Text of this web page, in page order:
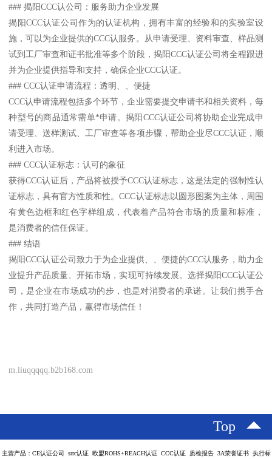
### 揭阳CCC认公司：服务助力企业发展
揭阳CCC认证公司作为的认证机构，拥有丰富的经验和的实验室设
施，可以为企业提供的CCC认服务。从申请受理、资料审查、样品测
试到工厂审查和证书批准等多个阶段，揭阳CCC认证公司将全程跟进
并为企业提供指导和支持，确保企业CCC认证。
### CCC认证申请流程：透明、、便捷
CCC认申请流程包括多个环节，企业需要提交申请书和相关资料，每
种型号的商品通常需单*申请。揭阳CCC认证公司将协助企业完成申
请受理、送样测试、工厂审查等各项步骤，帮助企业尽CCC认证，顺
利进入市场。
### CCC认证标志：认可的象征
获得CCC认证后，产品将被授予CCC认证标志，这是法定的强制性认
证标志，具有官方性质和性。CCC认证标志以圆形图案为主体，周围
有黄色边框和红色字样组成，代表着产品符合市场的质量和标准，
是消费者的信任保证。
### 结语
揭阳CCC认证公司致力于为企业提供、、便捷的CCC认服务，助力企
业提升产品质量、开拓市场，实现可持续发展。选择揭阳CCC认证公
司，是企业在市场成功的步，也是对消费者的承诺。让我们携手合
作，共同打造产品，赢得市场信任！
m.liuqqqqq.b2b168.com
Top
主营产品：CE认证公司 srrc认证 欧盟ROHS+REACH认证 CCC认证 质检报告 3A荣誉证书 执行标